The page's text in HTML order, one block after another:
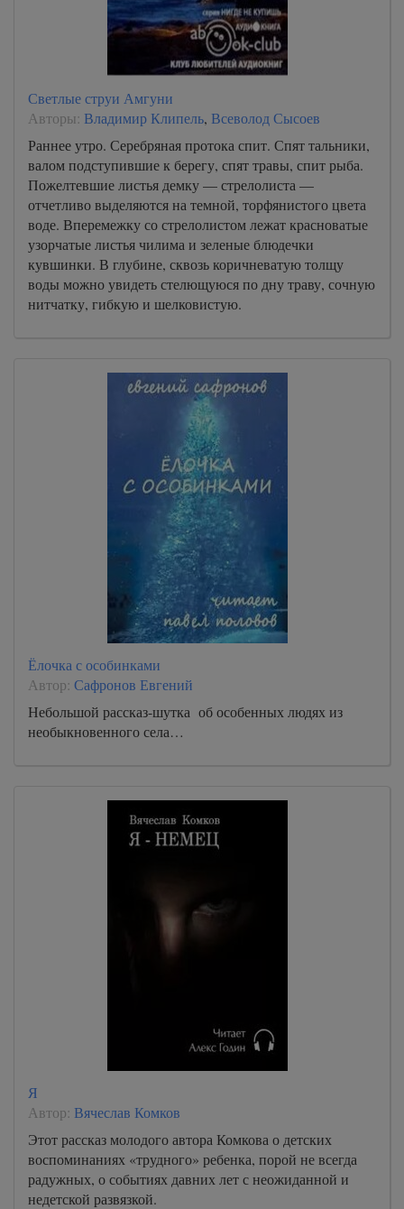
Светлые струи Амгуни
Авторы: Владимир Клипель, Всеволод Сысоев
Раннее утро. Серебряная протока спит. Спят тальники,
валом подступившие к берегу, спят травы, спит рыба.
Пожелтевшие листья демку — стрелолиста —
отчетливо выделяются на темной, торфянистого цвета
воде. Вперемежку со стрелолистом лежат красноватые
узорчатые листья чилима и зеленые блюдечки
кувшинки. В глубине, сквозь коричневатую толщу
воды можно увидеть стелющуюся по дну траву, сочную
нитчатку, гибкую и шелковистую.
Ёлочка с особинками
Автор: Сафронов Евгений
Небольшой рассказ-шутка об особенных людях из
необыкновенного села…
Я
Автор: Вячеслав Комков
Этот рассказ молодого автора Комкова о детских
воспоминаниях «трудного» ребенка, порой не всегда
радужных, о событиях давних лет с неожиданной и
недетской развязкой.